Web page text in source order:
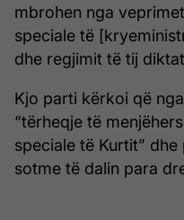
mbrohen nga
speciale të
dhe regjimit të tij
Kjo parti kërkoi që
“tërheqje të
speciale të Kurtit”
sotme të dalin para